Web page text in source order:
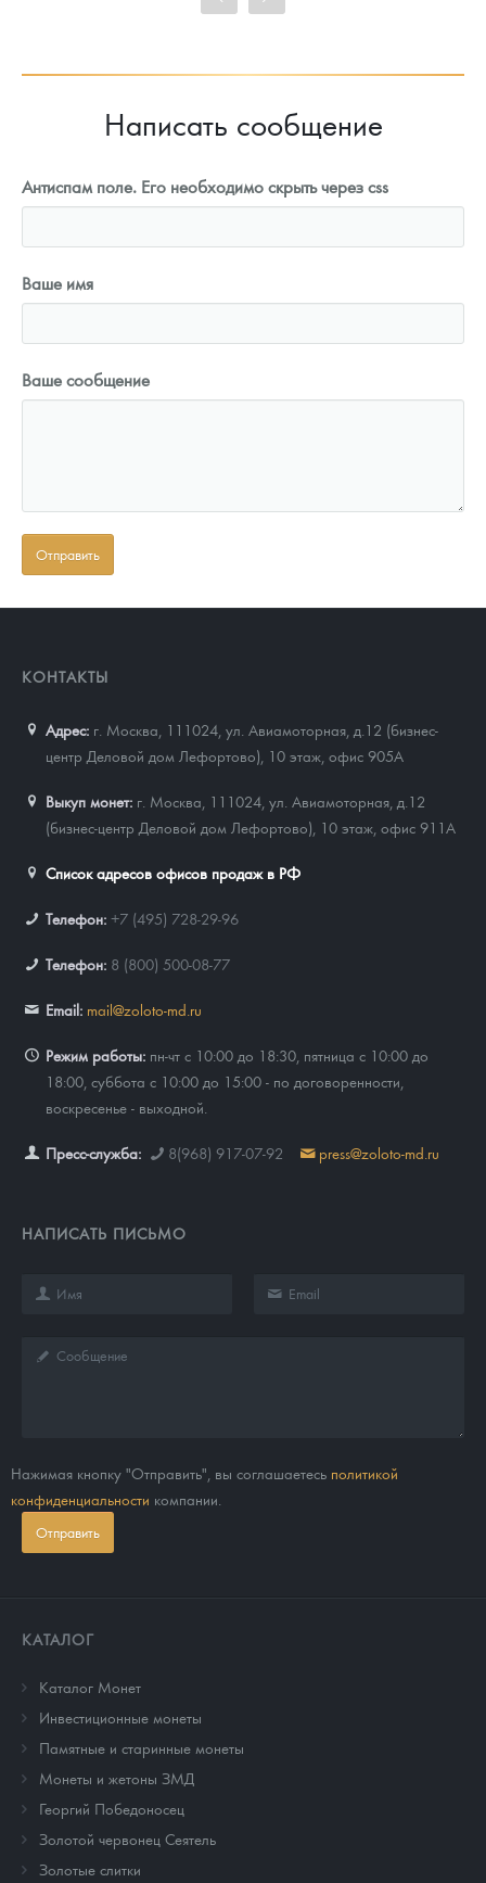
Написать сообщение
Антиспам поле. Его необходимо скрыть через css
Ваше имя
Ваше сообщение
КОНТАКТЫ
Адрес: г. Москва, 111024 ул. Авиамоторная, д.12 (бизнес-
центр Деловой дом Лефортово), 10 этаж, офис 905А
Выкуп монет: г. Москва, 111024, ул. Авиамоторная, д.12
(бизнес-центр Деловой дом Лефортово), 10 этаж, офис 911А
Список адресов офисов продаж в РФ
Телефон: +7 (495) 728-29-96
Телефон: 8 (800) 500-08-77
Email: mail@zoloto-md.ru
Режим работы: пн-чт с 10:00 до 18:30, пятница с 10:00 до
18:00, суббота с 10:00 до 15:00 - по договоренности,
воскресенье - выходной.
Пресс-служба: 8(968) 917-07-92 press@zoloto-md.ru
НАПИСАТЬ ПИСЬМО
Нажимая кнопку "Отправить", вы соглашаетесь политикой
конфиденциальности компании.
Отправить
КАТАЛОГ
Каталог Монет
Инвестиционные монеты
Памятные и старинные монеты
Монеты и жетоны ЗМД
Георгий Победоносец
Золотой червонец Сеятель
Золотые слитки